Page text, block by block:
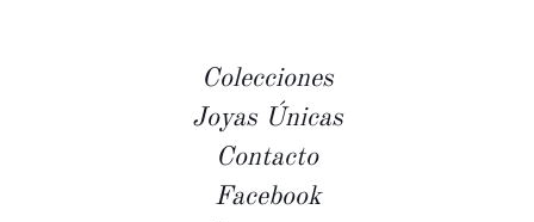
Colecciones
Joyas Únicas
Contacto
Facebook